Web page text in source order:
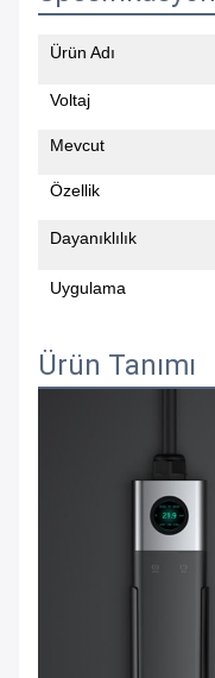
Ürün Adı
Voltaj
Mevcut
Özellik
Dayanıklılık
Uygulama
Ürün Tanımı